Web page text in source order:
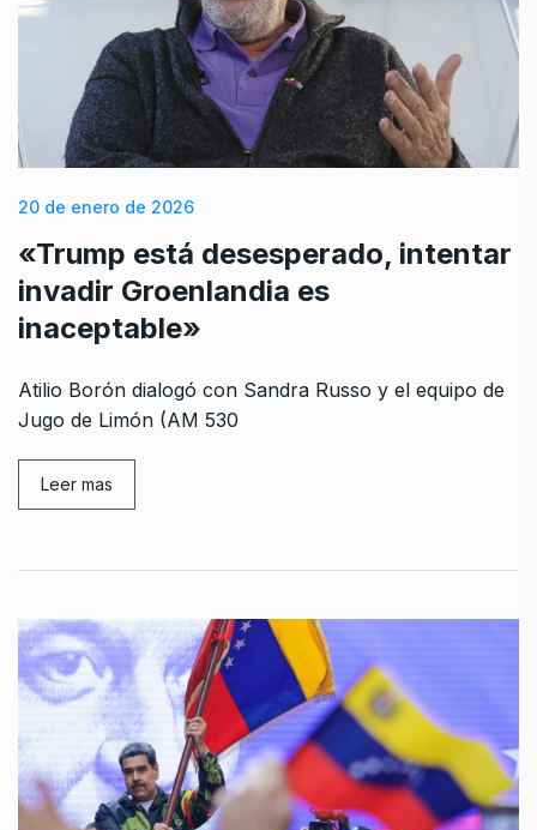
20 de enero de 2026
«Trump está desesperado, intentar
invadir Groenlandia es
inaceptable»
Atilio Borón dialogó con Sandra Russo y el equipo de
Jugo de Limón (AM 530
Leer mas